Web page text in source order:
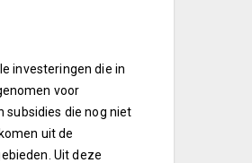
investeringen die in
voor
subsidies die nog niet
uit de
Uit deze